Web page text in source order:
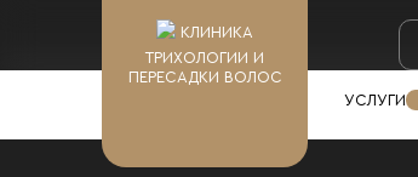
КЛИНИКА
ТРИХОЛОГИИ И
ПЕРЕСАДКИ ВОЛОС
УСЛУГИ